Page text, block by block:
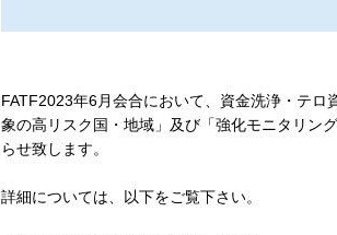
FATF2023年6月会合において、資金洗浄・テ
象の高リスク国・地域」及び「強化モニタリン
らせ致します。
詳細については、以下をご覧下さい。